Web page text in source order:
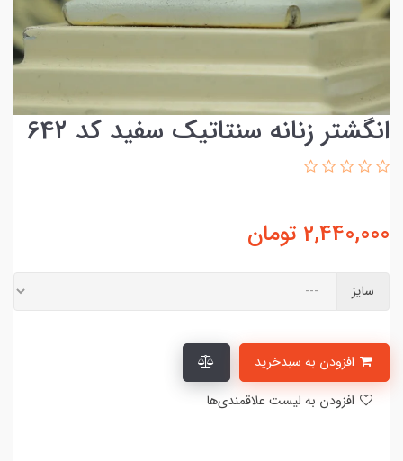
انگشتر زنانه سنتاتیک سفید کد 64۲
2,440,000 تومان
سایز